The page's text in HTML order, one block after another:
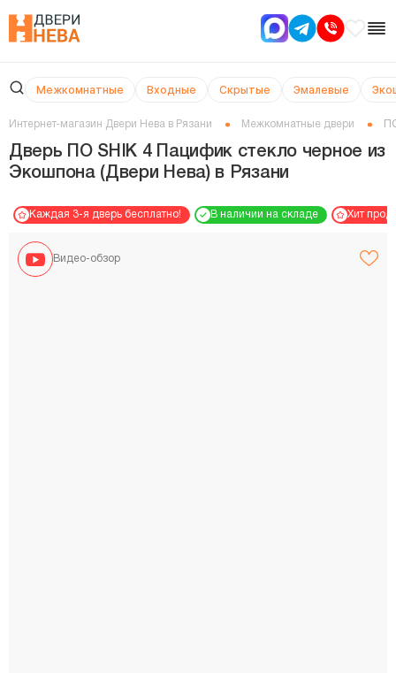
Межкомнатные Входные Скрытые Эмалевые
Интернет-магазин Двери Нева в Рязани Межкомнатные двери
Дверь ПО SHIK 4 Пацифик стекло черное из
Экошпона (Двери Нева) в Рязани
Каждая 3-я дверь бесплатно! В наличии на складе Хит
Видео-обзор